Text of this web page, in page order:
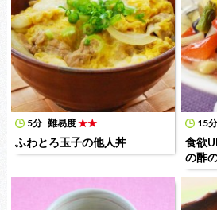
5分 難易度★★
ふわとろ玉子の他人丼
15分
食欲
の酢